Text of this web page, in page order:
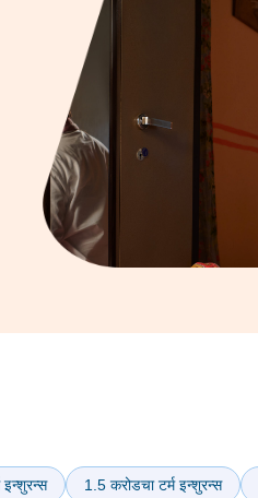
इन्शुरन्स 1.5 करोडचा टर्म इन्शुरन्स